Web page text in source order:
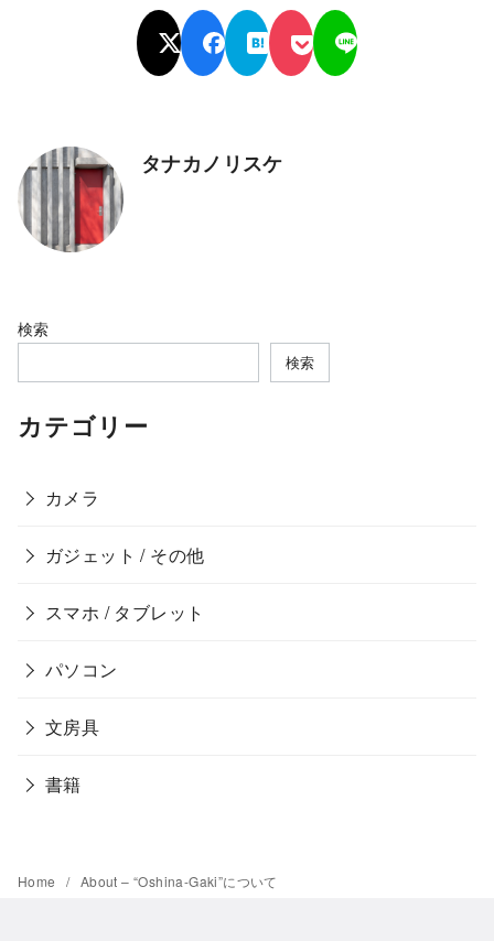
タナカノリスケ
検索
検索
カテゴリー
カメラ
ガジェット / その他
スマホ / タブレット
パソコン
文房具
書籍
Home About – “Oshina-Gaki”について